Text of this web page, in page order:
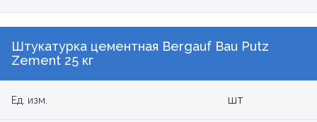
Штукатурка цементная Bergauf Bau Putz
Zement 25 кг
Ед. изм. шт